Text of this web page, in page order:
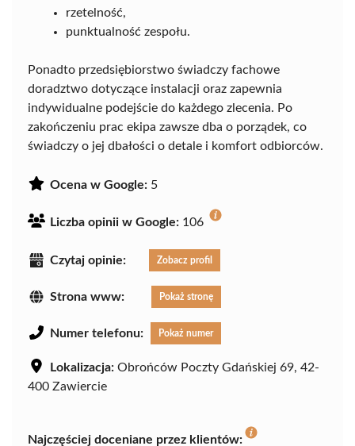
rzetelność,
punktualność zespołu.
Ponadto przedsiębiorstwo świadczy fachowe
doradztwo dotyczące instalacji oraz zapewnia
indywidualne podejście do każdego zlecenia. Po
zakończeniu prac ekipa zawsze dba o porządek, co
świadczy o jej dbałości o detale i komfort odbiorców.
Ocena w Google: 5
Liczba opinii w Google: 106
Czytaj opinie: Zobacz profil
Strona www: Pokaż stronę
Numer telefonu: Pokaż numer
Lokalizacja: Obrońców Poczty Gdańskiej 69, 42-
400 Zawiercie
Najczęściej doceniane przez klientów: